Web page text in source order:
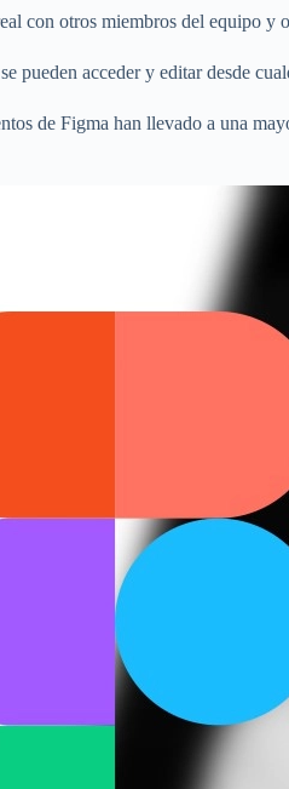
con otros miembros del equipo y
pueden acceder y editar desde
de Figma han llevado a una